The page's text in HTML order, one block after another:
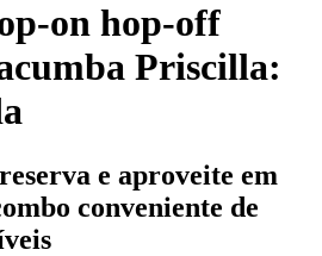
on hop-off
Priscilla:
e aproveite em
conveniente de